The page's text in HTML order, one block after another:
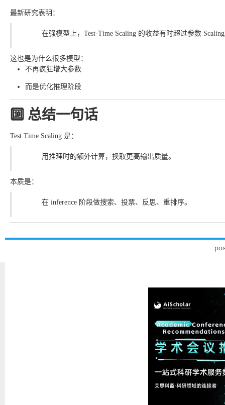
最新研究表明：
在强模型上，Test-Time Scaling 的收益有时超过参数
这也是为什么很多模型：
不再疯狂增大参数
而是优化推理阶段
🔟 总结一句话
Test Time Scaling 是：
用推理时的额外计算，换取更高输出质量。
本质是：
在 inference 阶段做搜索、投票、反思、重排序。